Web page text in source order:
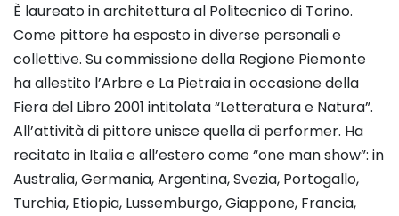
È laureato in architettura al Politecnico di Torino.
Come pittore ha esposto in diverse personali e
collettive. Su commissione della Regione Piemonte
ha allestito l’Arbre e La Pietraia in occasione della
Fiera del Libro 2001 intitolata “Letteratura e Natura”.
All’attività di pittore unisce quella di performer. Ha
recitato in Italia e all’estero come “one man show”: in
Australia, Germania, Argentina, Svezia, Portogallo,
Turchia, Etiopia, Lussemburgo, Giappone, Francia,